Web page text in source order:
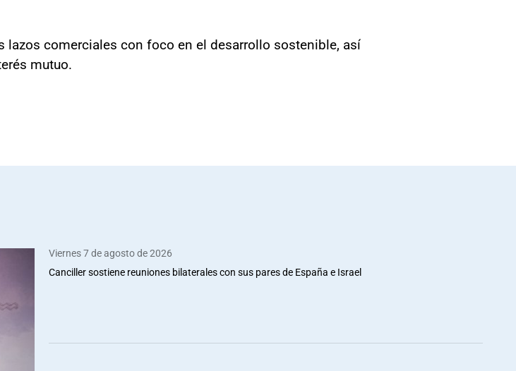
comerciales con foco en el desarrollo sostenible, así
mutuo.
Viernes 7 de agosto de 2026
Canciller sostiene reuniones bilaterales con sus pares de España e Israel